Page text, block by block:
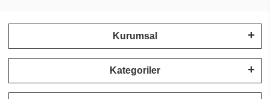
Kurumsal
Kategoriler